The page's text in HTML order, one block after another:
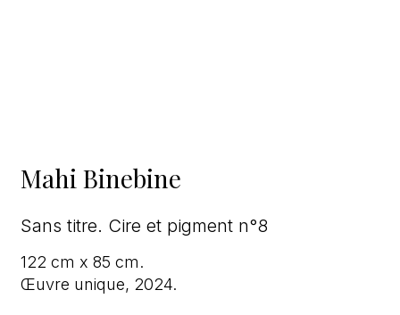
Mahi Binebine
Sans titre. Cire et pigment n°8
122 cm x 85 cm.
Œuvre unique, 2024.